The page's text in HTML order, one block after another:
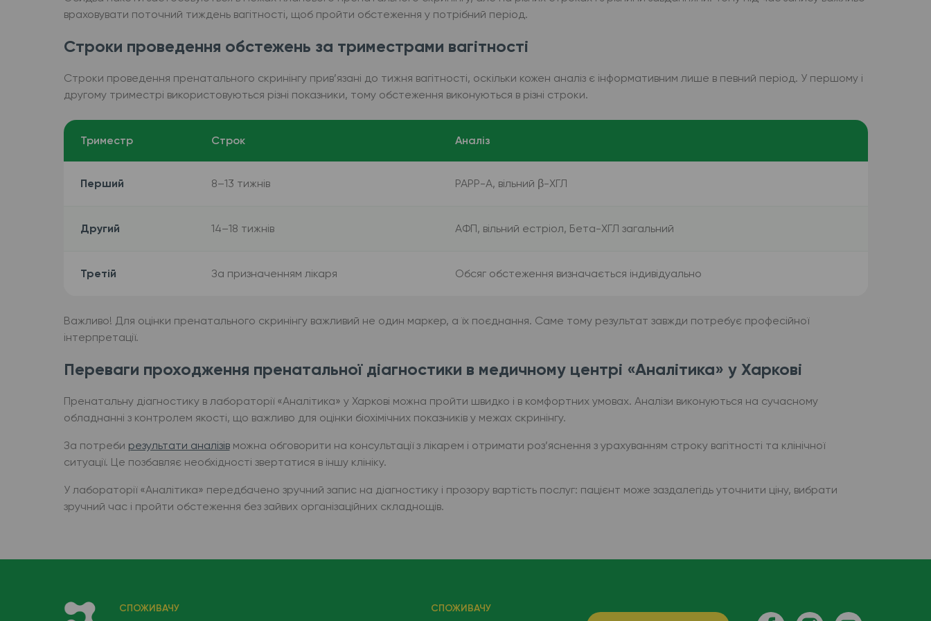
враховувати поточний тиждень вагітності, щоб пройти обстеження у потрібний період.
Строки проведення обстежень за триместрами вагітності
Строки проведення пренатального скринінгу прив’язані до тижня вагітності, оскільки кожен аналіз є інформативним лише в певний період. У першому і
другому триместрі використовуються різні показники, тому обстеження виконуються в різні строки.
Триместр Строк Аналіз
Перший 8–13 тижнів PAPP-A, вільний β-ХГЛ
Другий 14–18 тижнів АФП, вільний естріол, Бета-ХГЛ загальний
Третій За призначенням лікаря Обсяг обстеження визначається індивідуально
Важливо! Для оцінки пренатального скринінгу важливий не один маркер, а їх поєднання. Саме тому результат завжди потребує професійної
інтерпретації.
Переваги проходження пренатальної діагностики в медичному центрі «Аналітика» у Харкові
Пренатальну діагностику в лабораторії «Аналітика» у Харкові можна пройти швидко і в комфортних умовах. Аналізи виконуються на сучасному
обладнанні з контролем якості, що важливо для оцінки біохімічних показників у межах скринінгу.
За потреби результати аналізівможна обговорити на консультації з лікарем і отримати роз’яснення з урахуванням строку вагітності та клінічної
ситуації. Це позбавляє необхідності звертатися в іншу клініку.
У лабораторії «Аналітика» передбачено зручний запис на діагностику і прозору вартість послуг: пацієнт може заздалегідь уточнити ціну, вибрати
зручний час і пройти обстеження без зайвих організаційних складнощів.
СПОЖИВАЧУ СПОЖИВАЧУ